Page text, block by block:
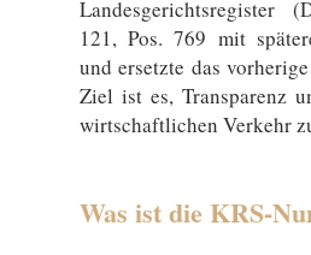
Landesgerichtsregister
121, Pos. 769 mit
und ersetzte das
Ziel ist es, Transparenz
wirtschaftlichen Verkehr
Was ist die KRS-